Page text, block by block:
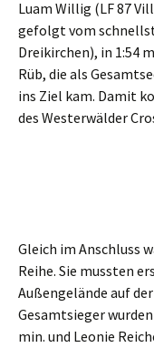
Luam Willig (LF 87
gefolgt vom
Dreikirchen), in 1:54
Rüb, die als
ins Ziel kam. Damit
des Westerwälder
Gleich im Anschluss
Reihe. Sie mussten
Außengelände auf
Gesamtsieger
min. und Leonie